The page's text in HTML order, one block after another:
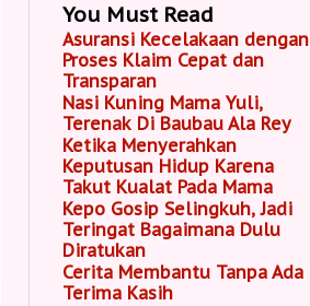
You Must Read
Asuransi Kecelakaan dengan
Proses Klaim Cepat dan
Transparan
Nasi Kuning Mama Yuli,
Terenak Di Baubau Ala Rey
Ketika Menyerahkan
Keputusan Hidup Karena
Takut Kualat Pada Mama
Kepo Gosip Selingkuh, Jadi
Teringat Bagaimana Dulu
Diratukan
Cerita Membantu Tanpa Ada
Terima Kasih